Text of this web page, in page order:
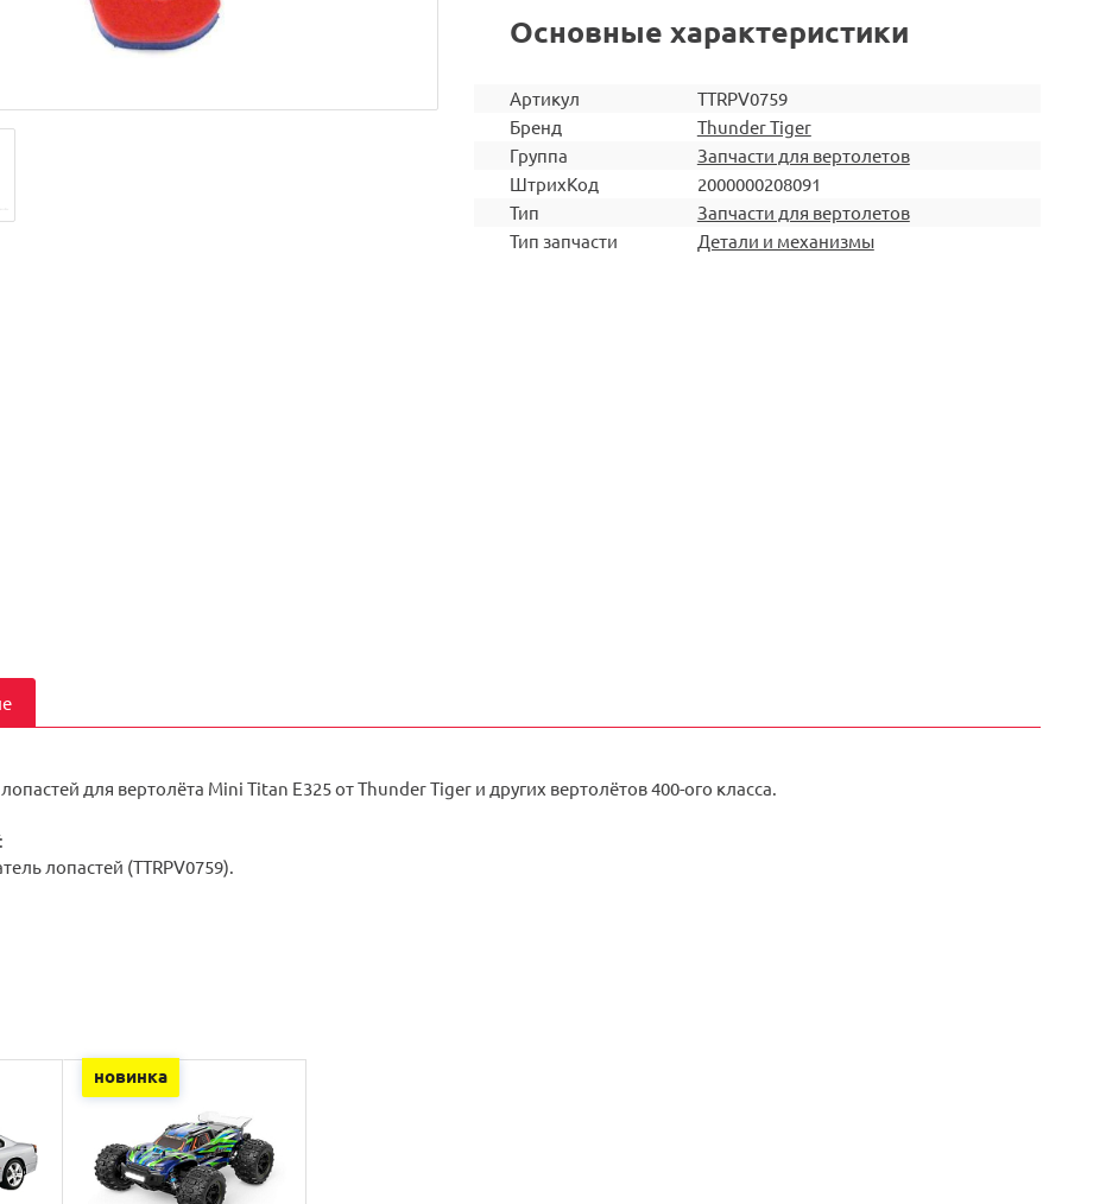
Основные характеристики
Артикул
TTRPV0759
Бренд
Thunder Tiger
Группа
Запчасти для вертолетов
ШтрихКод
2000000208091
Тип
Запчасти для вертолетов
Тип запчасти
Детали и механизмы
для вертолёта Mini Titan E325 от Thunder Tiger и других вертолётов 400-ого класса.
лопастей (TTRPV0759).
новинка